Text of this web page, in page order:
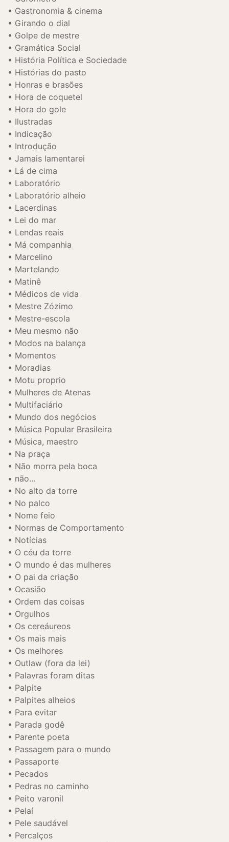
Gastronomia & cinema
Girando o dial
Golpe de mestre
Gramática Social
História Política e Sociedade
Histórias do pasto
Honras e brasões
Hora de coquetel
Hora do gole
Ilustradas
Indicação
Introdução
Jamais lamentarei
Lá de cima
Laboratório
Laboratório alheio
Lacerdinas
Lei do mar
Lendas reais
Má companhia
Marcelino
Martelando
Matinê
Médicos de vida
Mestre Zózimo
Mestre-escola
Meu mesmo não
Modos na balança
Momentos
Moradias
Motu proprio
Mulheres de Atenas
Multifaciário
Mundo dos negócios
Música Popular Brasileira
Música, maestro
Na praça
Não morra pela boca
não…
No alto da torre
No palco
Nome feio
Normas de Comportamento
Notícias
O céu da torre
O mundo é das mulheres
O pai da criação
Ocasião
Ordem das coisas
Orgulhos
Os cereáureos
Os mais mais
Os melhores
Outlaw (fora da lei)
Palavras foram ditas
Palpite
Palpites alheios
Para evitar
Parada godê
Parente poeta
Passagem para o mundo
Passaporte
Pecados
Pedras no caminho
Peito varonil
Pelaí
Pele saudável
Percalços